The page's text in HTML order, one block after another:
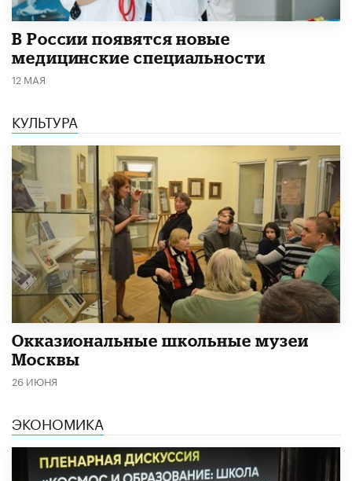
В России появятся новые
медицинские специальности
12 МАЯ
КУЛЬТУРА
​Окказиональные школьные музеи
Москвы
26 ИЮНЯ
ЭКОНОМИКА